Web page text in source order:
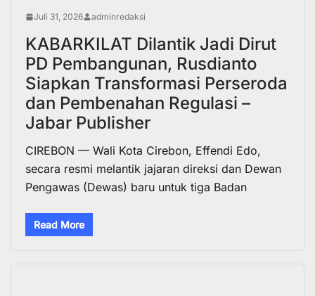
Juli 31, 2026 adminredaksi
KABARKILAT Dilantik Jadi Dirut
PD Pembangunan, Rusdianto
Siapkan Transformasi Perseroda
dan Pembenahan Regulasi –
Jabar Publisher
CIREBON — Wali Kota Cirebon, Effendi Edo,
secara resmi melantik jajaran direksi dan Dewan
Pengawas (Dewas) baru untuk tiga Badan
Read More